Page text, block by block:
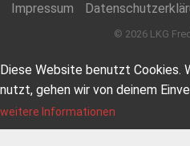
Impressum
© 2026 LKG
Diese Website benutzt Cookies.
nutzt, gehen wir von deinem
weitere Informationen